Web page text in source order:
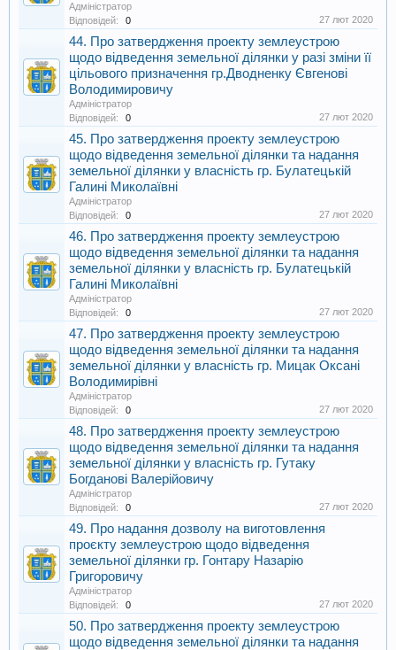
Адміністратор
Відповідей:
0 27 лют 2020
44. Про затвердження проекту землеустрою
щодо відведення земельної ділянки у разі зміни її
цільового призначення гр.Дводненку Євгенові
Володимировичу
Адміністратор
Відповідей:
0 27 лют 2020
45. Про затвердження проекту землеустрою
щодо відведення земельної ділянки та надання
земельної ділянки у власність гр. Булатецькій
Галині Миколаївні
Адміністратор
Відповідей:
0 27 лют 2020
46. Про затвердження проекту землеустрою
щодо відведення земельної ділянки та надання
земельної ділянки у власність гр. Булатецькій
Галині Миколаївні
Адміністратор
Відповідей:
0 27 лют 2020
47. Про затвердження проекту землеустрою
щодо відведення земельної ділянки та надання
земельної ділянки у власність гр. Мицак Оксані
Володимирівні
Адміністратор
Відповідей:
0 27 лют 2020
48. Про затвердження проекту землеустрою
щодо відведення земельної ділянки та надання
земельної ділянки у власність гр. Гутаку
Богданові Валерійовичу
Адміністратор
Відповідей:
0 27 лют 2020
49. Про надання дозволу на виготовлення
проєкту землеустрою щодо відведення
земельної ділянки гр. Гонтару Назарію
Григоровичу
Адміністратор
Відповідей:
0 27 лют 2020
50. Про затвердження проекту землеустрою
щодо відведення земельної ділянки та надання